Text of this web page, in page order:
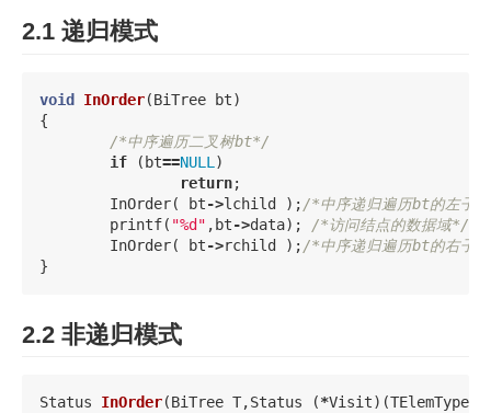
2.1 递归模式
void InOrder(BiTree bt)
{
/*中序遍历二叉树bt*/
if
( bt==NULL )
return;
InOrder( bt->lchild
);
printf( "%d" , bt->data);
/*访问结点的数据域*/
InOrder( bt->rchild ); /*中序递归遍历bt的右子
}
2.2 非递归模式
Status InOrder(BiTree T,Status (*Visit)(TElemType